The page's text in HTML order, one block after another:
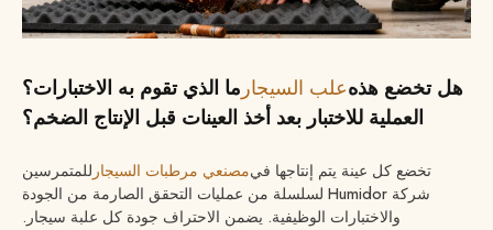
ما الذي تقوم به الاختبارات؟ علب السيجارهل تخضع هذه
العملية للاختبار بعد أخذ العينات قبل الإنتاج الضخم؟
للمتمرسين مصنعي مرطبات السيجارتخضع كل عينة يتم إنتاجها في
شركة Humidor لسلسلة من عمليات التحقق الصارمة من الجودة
والاختبارات الوظيفية. يضمن الاحتراف جودة كل علبة سيجار.